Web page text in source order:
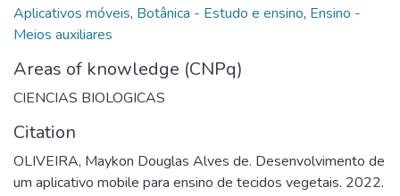
Aplicativos móveis, Botânica - Estudo e ensino, Ensino -
Meios auxiliares
Areas of knowledge (CNPq)
CIENCIAS BIOLOGICAS
Citation
OLIVEIRA, Maykon Douglas Alves de. Desenvolvimento de
um aplicativo mobile para ensino de tecidos vegetais. 2022.